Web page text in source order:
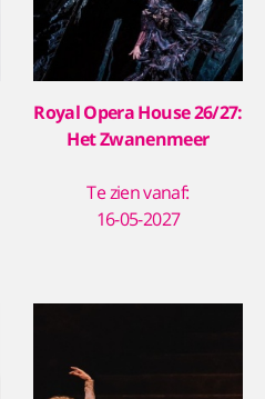
Royal Opera House 26/27:
Het Zwanenmeer
Te zien vanaf:
16-05-2027